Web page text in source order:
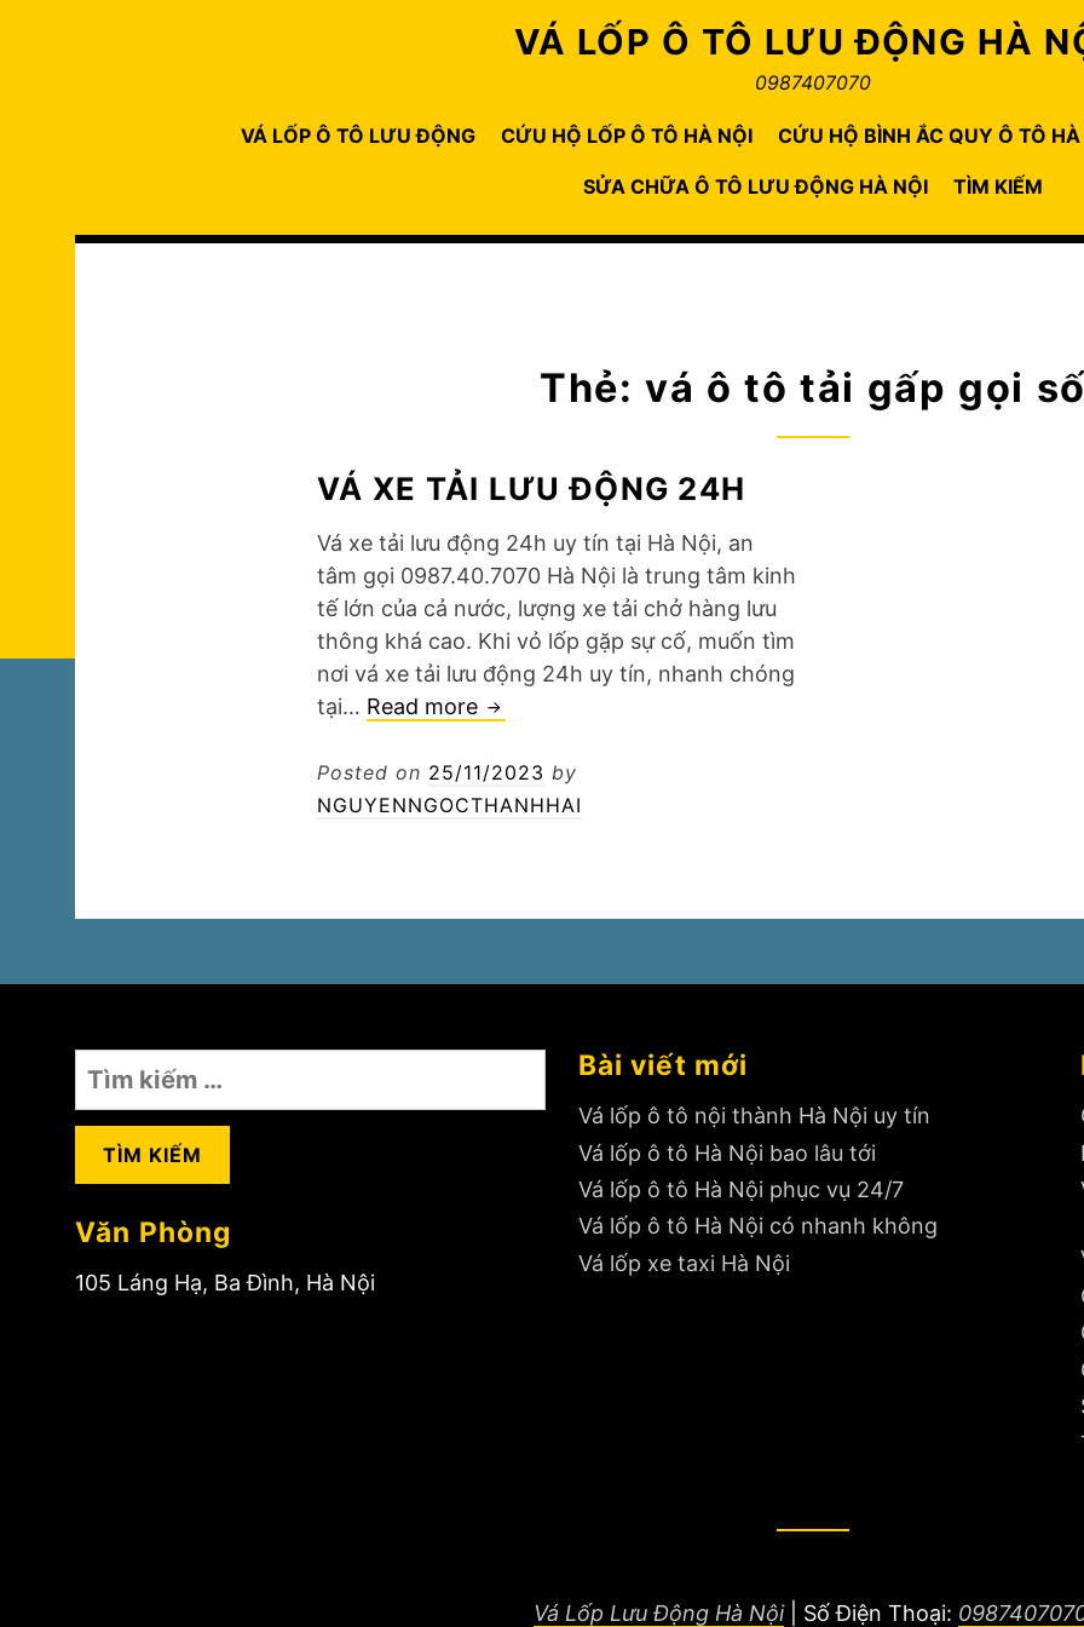
VÁ LỐP Ô TÔ LƯU ĐỘNG HÀ
0987407070
VÁ LỐP Ô TÔ LƯU ĐỘNG CỨU HỘ LỐP Ô TÔ HÀ NỘI CỨU HỘ BÌNH ẮC QUY Ô TÔ HÀ
SỬA CHỮA Ô TÔ LƯU ĐỘNG HÀ NỘI TÌM KIẾM
Thẻ:vá ô tô tải gấp gọi số
VÁ XE TẢI LƯU ĐỘNG 24H
Vá xe tải lưu động 24h uy tín tại Hà Nội, an
tâm gọi 0987.40.7070 Hà Nội là trung tâm kinh
tế lớn của cả nước, lượng xe tải chở hàng lưu
thông khá cao. Khi vỏ lốp gặp sự cố, muốn tìm
nơi vá xe tải lưu động 24h uy tín, nhanh chóng
tại… Read more Vá
tải
lưu
Posted on 25/11/2023 by
NGUYENNGOCTHANHHAI
Tìm
cho:
Văn Phòng
105 Láng Hạ, Ba Đình, Hà Nội
Bài viết mới
Vá lốp ô tô nội thành Hà Nội uy tín
Vá lốp ô tô Hà Nội bao lâu tới
Vá lốp ô tô Hà Nội phục vụ 24/7
Vá lốp ô tô Hà Nội có nhanh không
Vá lốp xe taxi Hà Nội
Vá Lốp Lưu Động Hà Nội Số Điện Thoại: